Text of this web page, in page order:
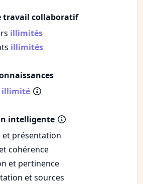
travail collaboratif
illimités
illimités
illimité
intelligente
présentation
cohérence
et pertinence
et sources